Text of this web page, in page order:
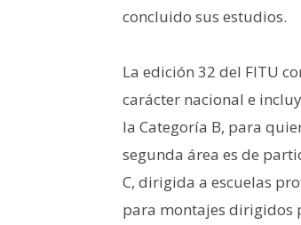
concluido sus estudios.
La edición 32 del FITU
carácter nacional e
la Categoría B, para
segunda área es de
C, dirigida a escuelas
para montajes dirigidos